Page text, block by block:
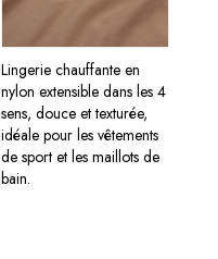
Lingerie chauffante en
nylon extensible dans les 4
sens, douce et texturée,
idéale pour les vêtements
de sport et les maillots de
bain.